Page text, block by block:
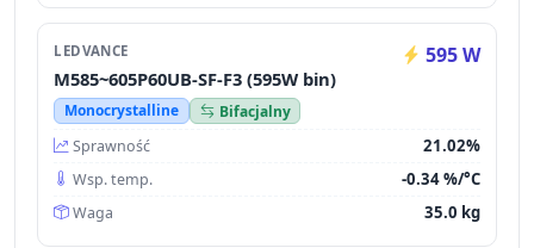
LEDVANCE 595 W
M585~605P60UB-SF-F3 (595W bin)
Monocrystalline
Bifacjalny
Sprawność
21.02%
Wsp. temp. -0.34 %/°C
Waga 35.0 kg